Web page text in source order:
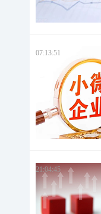
07:13:51
21:04:45